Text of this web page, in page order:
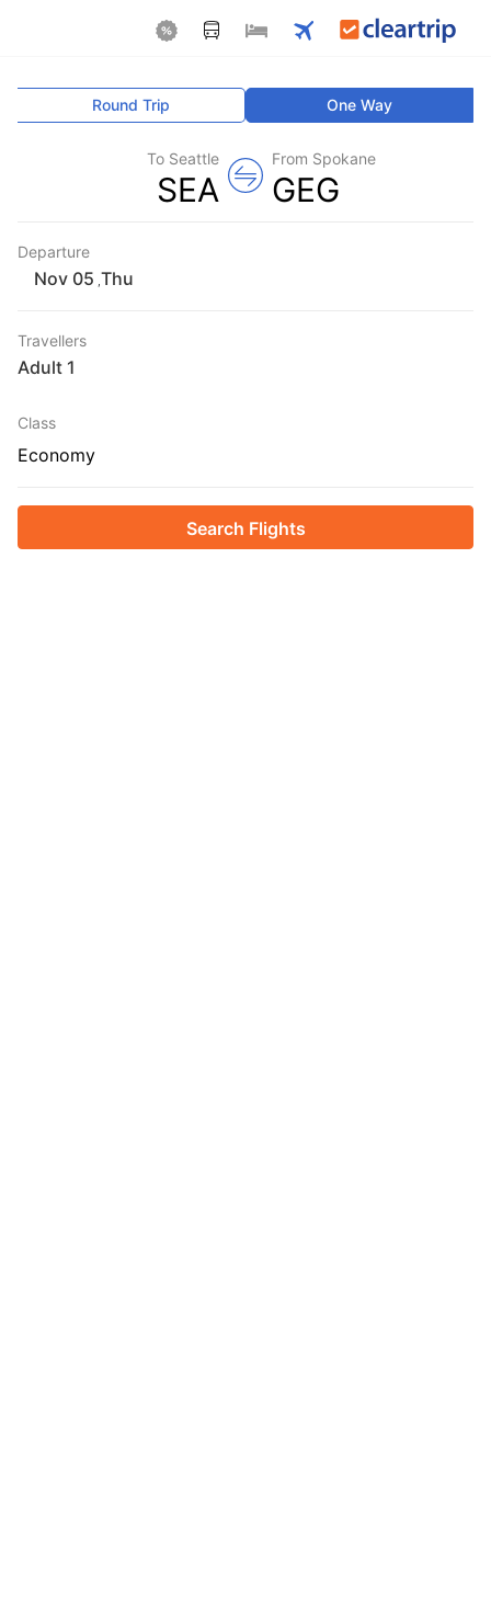
One Way
Round Trip
From Spokane
GEG
To Seattle
SEA
Departure
Thu
Travellers
1 Adult
Class
Economy